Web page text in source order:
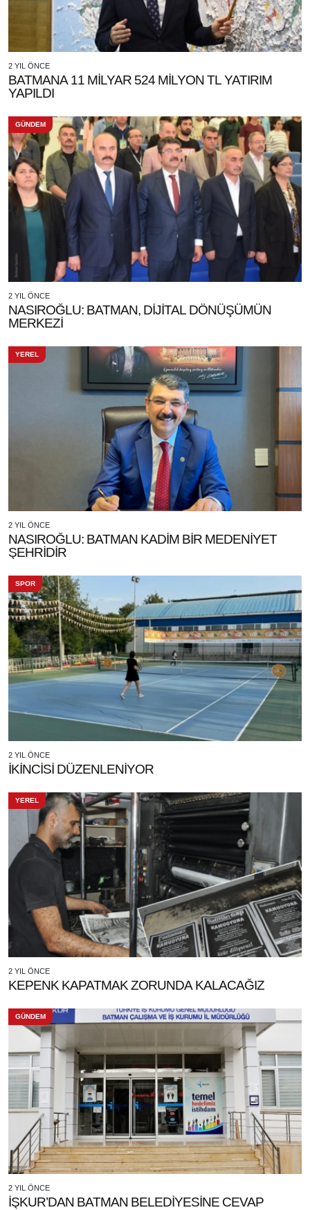
2 YIL ÖNCE
BATMANA 11 MİLYAR 524 MİLYON TL YATIRIM
YAPILDI
GÜNDEM
2 YIL ÖNCE
NASIROĞLU: BATMAN, DİJİTAL DÖNÜŞÜMÜN
MERKEZİ
YEREL
2 YIL ÖNCE
NASIROĞLU: BATMAN KADİM BİR MEDENİYET
ŞEHRİDİR
SPOR
2 YIL ÖNCE
İKİNCİSİ DÜZENLENİYOR
YEREL
2 YIL ÖNCE
KEPENK KAPATMAK ZORUNDA KALACAĞIZ
GÜNDEM
2 YIL ÖNCE
İŞKUR’DAN BATMAN BELEDİYESİNE CEVAP